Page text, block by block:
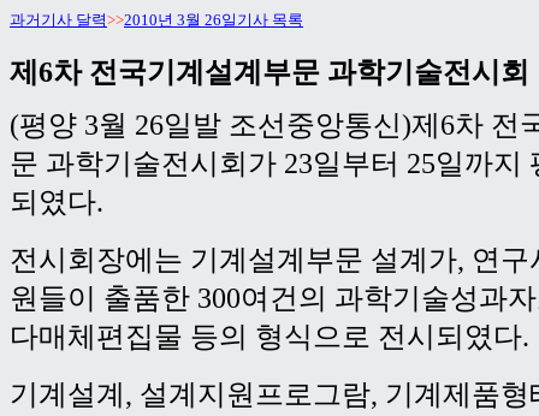
과거기사 달력>>2010년 3월 26일기사 목록
제6차 전국기계설계부문 과학기술전시회
(평양 3월 26일발 조선중앙통신)제6차 전
문 과학기술전시회가 23일부터 25일까지
되였다.
전시회장에는 기계설계부문 설계가, 연구
원들이 출품한 300여건의 과학기술성과
다매체편집물 등의 형식으로 전시되였다.
기계설계, 설계지원프로그람, 기계제품